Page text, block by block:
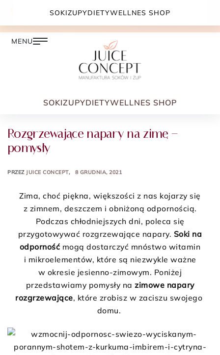
DARMOWA DOSTAWA PRZY ZAMÓWIENIU JUŻ OD
SOKIZUPYDIETYWELLNES SHOP
Rozgrzewające napary na zimę –
pomysły
PRZEZ JUICE CONCEPT 8 GRUDNIA, 2021
Zima, choć piękna, większości z nas kojarzy się
z zimnem, deszczem i obniżoną odpornością.
Podczas chłodniejszych dni, poleca się
przygotowywać rozgrzewające napary. Soki na
odporność mogą dostarczyć mnóstwo witamin
i mikroelementów, które są niezwykle ważne
w okresie jesienno-zimowym. Poniżej
przedstawiamy pomysły na zimowe napary
rozgrzewające, które zrobisz w zaciszu swojego
domu.
SOKIZUPYDIETYWELLNES SHOP